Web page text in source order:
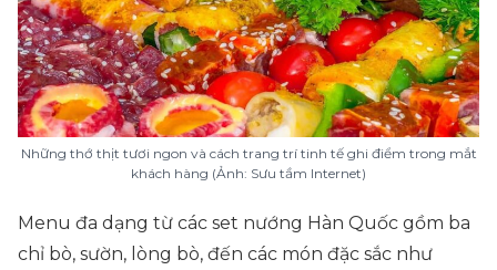
Những thớ thịt tươi ngon và cách trang trí tinh tế ghi điểm trong mắt
khách hàng (Ảnh: Sưu tầm Internet)
Menu đa dạng từ các set nướng Hàn Quốc gồm ba
chỉ bò, sườn, lòng bò, đến các món đặc sắc như